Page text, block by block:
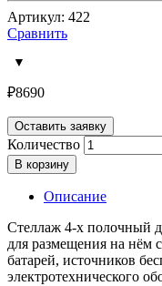
Артикул: 422
Сравнить
₽8690
Оставить заявку
Количество
В корзину
Описание
Стеллаж 4-х полочный
для размещения на нём
батарей, источников
электротехнического